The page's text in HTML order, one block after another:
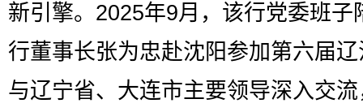
新引擎。2025年9月，该行党委班子
行董事长张为忠赴沈阳参加第六届
与辽宁省、大连市主要领导深入交